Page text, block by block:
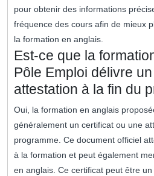
pour obtenir des informations
fréquence des cours afin de mieux
la formation en anglais.
Est-ce que la
Pôle Emploi délivre
attestation à la fin du
Oui, la formation en anglais
généralement un certificat ou une
programme. Ce document officiel
à la formation et peut également
en anglais. Ce certificat peut être